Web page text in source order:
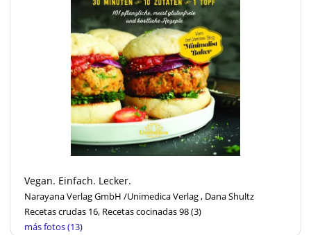
Vegan. Einfach. Lecker.
Narayana Verlag GmbH /Unimedica Verlag , Dana Shultz
Recetas crudas 16, Recetas cocinadas 98(3)
más fotos (13)